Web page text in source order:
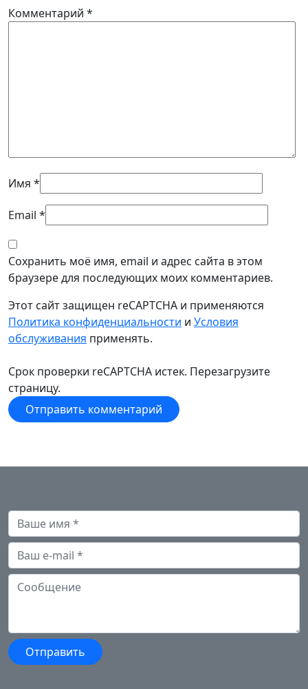
Комментарий *
Имя *
Email *
Сохранить моё имя, email и адрес сайта в этом
браузере для последующих моих комментариев.
Этот сайт защищен reCAPTCHA и применяются
Политика конфиденциальности и Условия
обслуживания применять.
Срок проверки reCAPTCHA истек. Перезагрузите
страницу.